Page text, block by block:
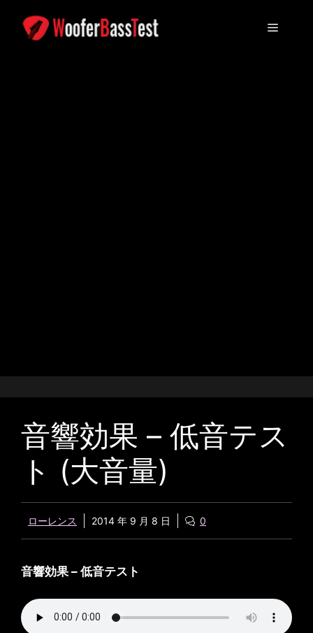
メ
音響効果 – 低音テス
ト (大音量)
ローレンス 2014 年 9 月 8 日 0
音響効果 – 低音テスト